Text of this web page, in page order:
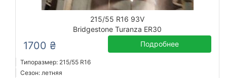
215/55 R16 93V
Bridgestone Turanza ER30
1700 ₴ Подробнее
Типоразмер: 215/55 R16
Сезон: летняя